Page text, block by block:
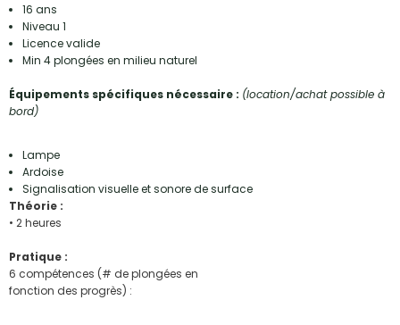
16 ans
Niveau 1
Licence valide
Min 4 plongées en milieu naturel
Équipements spécifiques nécessaire : (location/achat possible à
bord)
Lampe
Ardoise
Signalisation visuelle et sonore de surface
Théorie :
• 2 heures
Pratique :
6 compétences (# de plongées en
fonction des progrès) :